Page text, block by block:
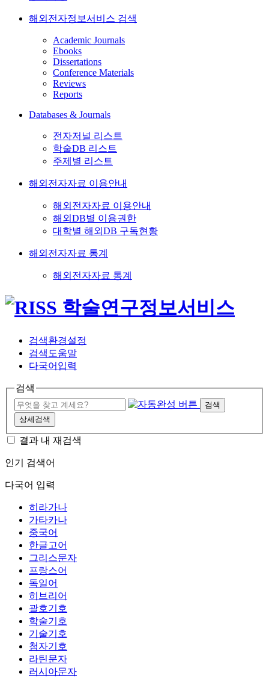
해외전자정보서비스 검색
Academic Journals
Ebooks
Dissertations
Conference Materials
Reviews
Reports
Databases & Journals
전자저널 리스트
학술DB 리스트
주제별 리스트
해외전자자료 이용안내
해외전자자료 이용안내
해외DB별 이용권한
대학별 해외DB 구독현황
해외전자자료 통계
해외전자자료 통계
검색환경설정
검색도움말
다국어입력
검색
검색
상세검색
결과 내 재검색
인기 검색어
다국어 입력
히라가나
가타카나
중국어
한글고어
그리스문자
프랑스어
독일어
히브리어
괄호기호
학술기호
기술기호
첨자기호
라틴문자
러시아문자